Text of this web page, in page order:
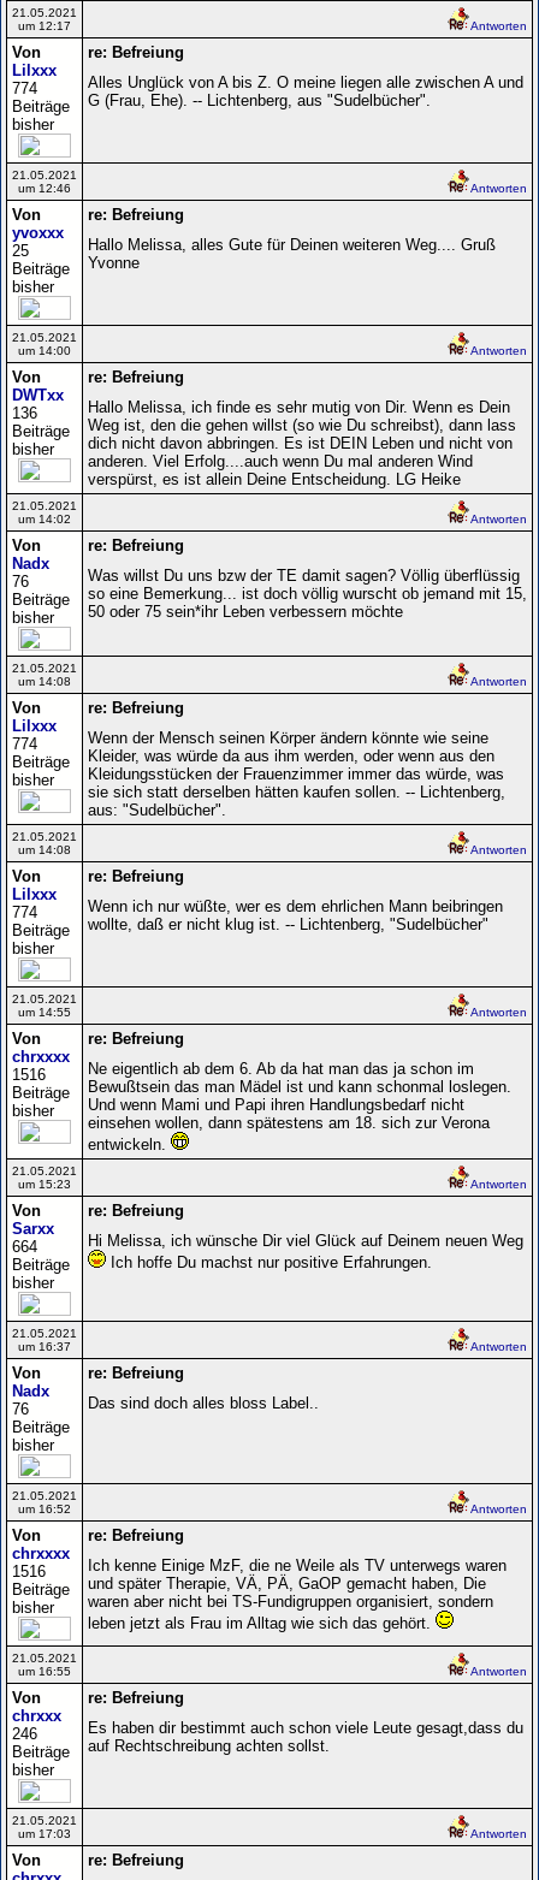
21.05.2021
um 12:17
Antworten
Von
Lilxxx
774
Beiträge
bisher
re: Befreiung
Alles Unglück von A bis Z. O meine liegen alle zwischen A und
G (Frau, Ehe). -- Lichtenberg, aus "Sudelbücher".
21.05.2021
um 12:46
Antworten
Von
yvoxxx
25
Beiträge
bisher
re: Befreiung
Hallo Melissa, alles Gute für Deinen weiteren Weg.... Gruß
Yvonne
21.05.2021
um 14:00
Antworten
Von
DWTxx
136
Beiträge
bisher
re: Befreiung
Hallo Melissa, ich finde es sehr mutig von Dir. Wenn es Dein
Weg ist, den die gehen willst (so wie Du schreibst), dann lass
dich nicht davon abbringen. Es ist DEIN Leben und nicht von
anderen. Viel Erfolg....auch wenn Du mal anderen Wind
verspürst, es ist allein Deine Entscheidung. LG Heike
21.05.2021
um 14:02
Antworten
Von
Nadx
76
Beiträge
bisher
re: Befreiung
Was willst Du uns bzw der TE damit sagen? Völlig überflüssig
so eine Bemerkung... ist doch völlig wurscht ob jemand mit 15,
50 oder 75 sein*ihr Leben verbessern möchte
21.05.2021
um 14:08
Antworten
Von
Lilxxx
774
Beiträge
bisher
re: Befreiung
Wenn der Mensch seinen Körper ändern könnte wie seine
Kleider, was würde da aus ihm werden, oder wenn aus den
Kleidungsstücken der Frauenzimmer immer das würde, was
sie sich statt derselben hätten kaufen sollen. -- Lichtenberg,
aus: "Sudelbücher".
21.05.2021
um 14:08
Antworten
Von
Lilxxx
774
Beiträge
bisher
re: Befreiung
Wenn ich nur wüßte, wer es dem ehrlichen Mann beibringen
wollte, daß er nicht klug ist. -- Lichtenberg, "Sudelbücher"
21.05.2021
um 14:55
Antworten
Von
chrxxxx
1516
Beiträge
bisher
re: Befreiung
Ne eigentlich ab dem 6. Ab da hat man das ja schon im
Bewußtsein das man Mädel ist und kann schonmal loslegen.
Und wenn Mami und Papi ihren Handlungsbedarf nicht
einsehen wollen, dann spätestens am 18. sich zur Verona
entwickeln.
21.05.2021
um 15:23
Antworten
Von
Sarxx
664
Beiträge
bisher
re: Befreiung
Hi Melissa, ich wünsche Dir viel Glück auf Deinem neuen Weg
Ich hoffe Du machst nur positive Erfahrungen.
21.05.2021
um 16:37
Antworten
Von
Nadx
76
Beiträge
bisher
re: Befreiung
Das sind doch alles bloss Label..
21.05.2021
um 16:52
Antworten
Von
chrxxxx
1516
Beiträge
bisher
re: Befreiung
Ich kenne Einige MzF, die ne Weile als TV unterwegs waren
und später Therapie, VÄ, PÄ, GaOP gemacht haben, Die
waren aber nicht bei TS-Fundigruppen organisiert, sondern
leben jetzt als Frau im Alltag wie sich das gehört.
21.05.2021
um 16:55
Antworten
Von
chrxxx
246
Beiträge
bisher
re: Befreiung
Es haben dir bestimmt auch schon viele Leute gesagt,dass du
auf Rechtschreibung achten sollst.
21.05.2021
um 17:03
Antworten
Von
re: Befreiung